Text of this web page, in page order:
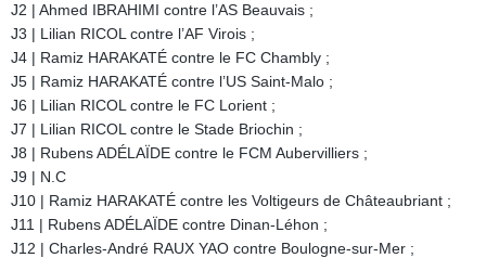
J2 | Ahmed IBRAHIMI contre l’AS Beauvais ;
J3 | Lilian RICOL contre l’AF Virois ;
J4 | Ramiz HARAKATÉ contre le FC Chambly ;
J5 | Ramiz HARAKATÉ contre l’US Saint-Malo ;
J6 | Lilian RICOL contre le FC Lorient ;
J7 | Lilian RICOL contre le Stade Briochin ;
J8 | Rubens ADÉLAÏDE contre le FCM Aubervilliers ;
J9 | N.C
J10 | Ramiz HARAKATÉ contre les Voltigeurs de Châteaubriant ;
J11 | Rubens ADÉLAÏDE contre Dinan-Léhon ;
J12 | Charles-André RAUX YAO contre Boulogne-sur-Mer ;